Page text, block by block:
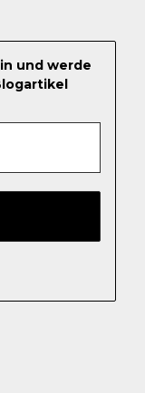
und werde